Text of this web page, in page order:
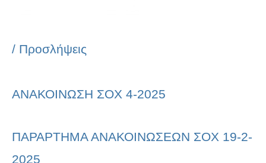
/ Προσλήψεις
ΑΝΑΚΟΙΝΩΣΗ ΣΟΧ 4-2025
ΠΑΡΑΡΤΗΜΑ ΑΝΑΚΟΙΝΩΣΕΩΝ ΣΟΧ 19-2-
2025